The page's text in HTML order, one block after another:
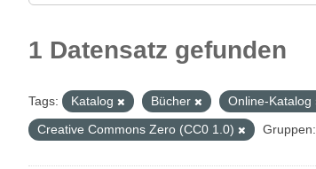
1 Datensatz gefunden
Tags: Katalog Bücher Online-Katalog
Creative Commons Zero (CC0 1.0)
Gruppen: